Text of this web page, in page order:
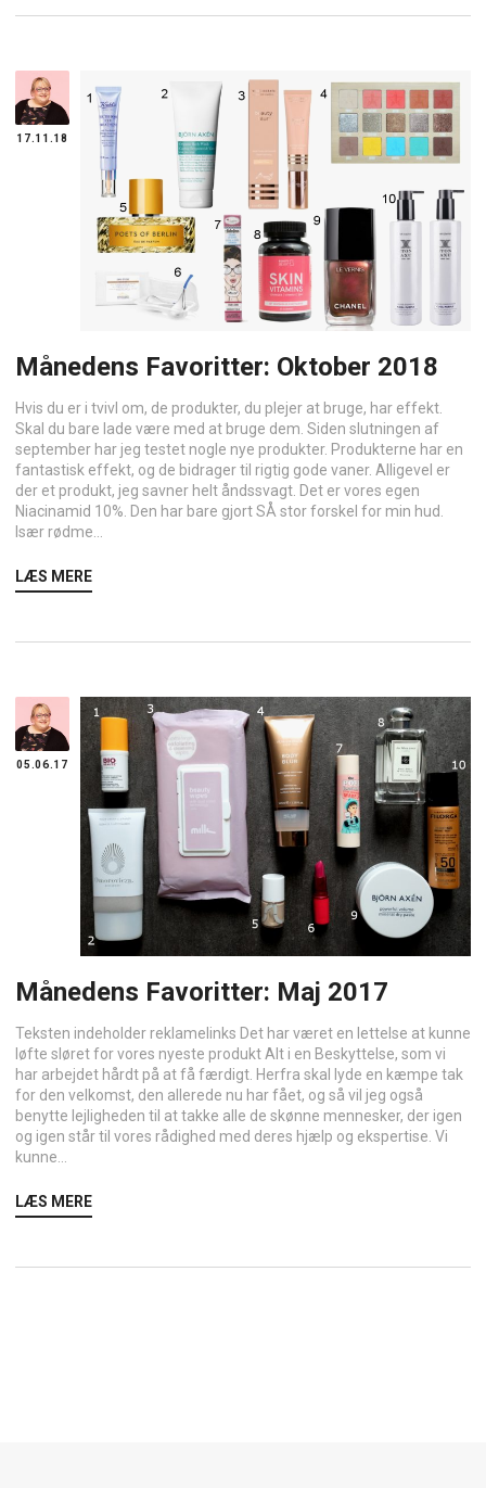
17.11.18
Månedens Favoritter: Oktober 2018
Hvis du er i tvivl om, de produkter, du plejer at bruge, har effekt.
Skal du bare lade være med at bruge dem. Siden slutningen af
september har jeg testet nogle nye produkter. Produkterne har en
fantastisk effekt, og de bidrager til rigtig gode vaner. Alligevel er
der et produkt, jeg savner helt åndssvagt. Det er vores egen
Niacinamid 10%. Den har bare gjort SÅ stor forskel for min hud.
Især rødme...
LÆS MERE
05.06.17
Månedens Favoritter: Maj 2017
Teksten indeholder reklamelinks Det har været en lettelse at kunne
løfte sløret for vores nyeste produkt Alt i en Beskyttelse, som vi
har arbejdet hårdt på at få færdigt. Herfra skal lyde en kæmpe tak
for den velkomst, den allerede nu har fået, og så vil jeg også
benytte lejligheden til at takke alle de skønne mennesker, der igen
og igen står til vores rådighed med deres hjælp og ekspertise. Vi
kunne...
LÆS MERE